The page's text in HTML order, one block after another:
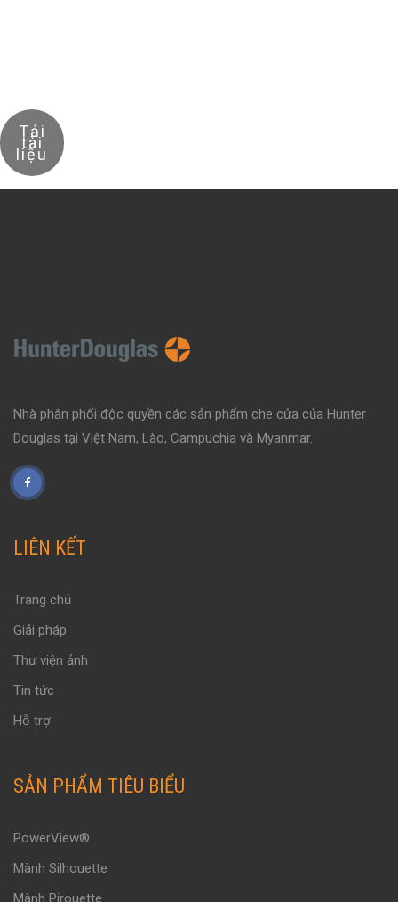
Tải
tài
liệu
Nhà phân phối độc quyền các sản phẩm che cửa của Hunter
Douglas tại Việt Nam, Lào, Campuchia và Myanmar.
LIÊN KẾT
Trang chủ
Giải pháp
Thư viện ảnh
Tin tức
Hỗ trợ
SẢN PHẨM TIÊU BIỂU
PowerView®
Mành Silhouette
Mành Pirouette